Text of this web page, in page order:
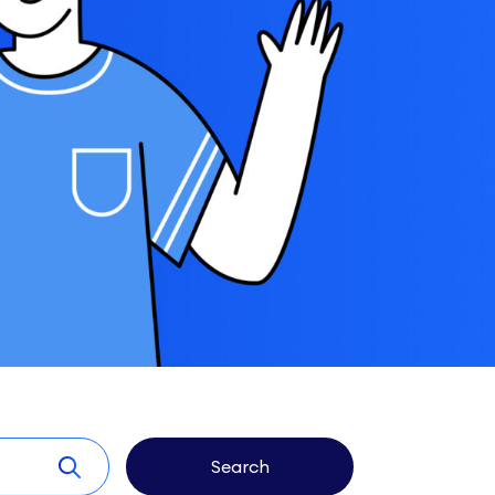
Search